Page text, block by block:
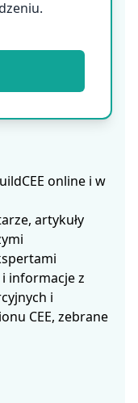
online i w
artykuły
informacje z
i
CEE, zebrane